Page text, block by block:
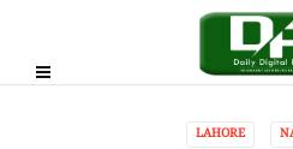
LAHORE